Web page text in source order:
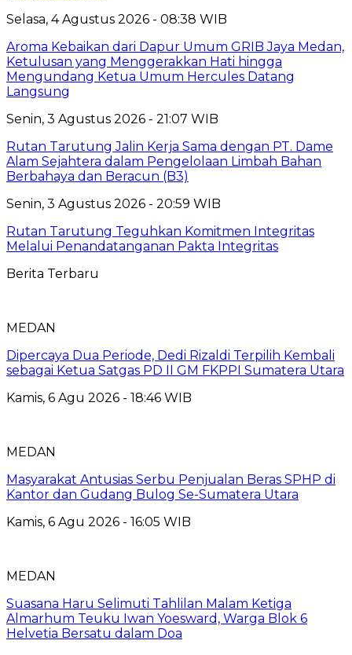
Selasa, 4 Agustus 2026 - 08:38 WIB
Aroma Kebaikan dari Dapur Umum GRIB Jaya Medan,
Ketulusan yang Menggerakkan Hati hingga
Mengundang Ketua Umum Hercules Datang
Langsung
Senin, 3 Agustus 2026 - 21:07 WIB
Rutan Tarutung Jalin Kerja Sama dengan PT. Dame
Alam Sejahtera dalam Pengelolaan Limbah Bahan
Berbahaya dan Beracun (B3)
Senin, 3 Agustus 2026 - 20:59 WIB
Rutan Tarutung Teguhkan Komitmen Integritas
Melalui Penandatanganan Pakta Integritas
Berita Terbaru
MEDAN
Dipercaya Dua Periode, Dedi Rizaldi Terpilih Kembali
sebagai Ketua Satgas PD II GM FKPPI Sumatera Utara
Kamis, 6 Agu 2026 - 18:46 WIB
MEDAN
Masyarakat Antusias Serbu Penjualan Beras SPHP di
Kantor dan Gudang Bulog Se-Sumatera Utara
Kamis, 6 Agu 2026 - 16:05 WIB
MEDAN
Suasana Haru Selimuti Tahlilan Malam Ketiga
Almarhum Teuku Iwan Yoesward, Warga Blok 6
Helvetia Bersatu dalam Doa